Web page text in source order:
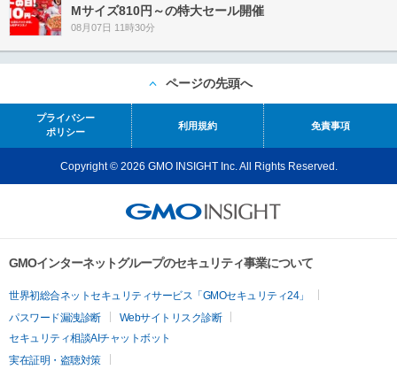
Mサイズ810円～の特大セール開催
08月07日 11時30分
ページの先頭へ
プライバシー
ポリシー
利用規約 免責事項
Copyright © 2026 GMO INSIGHT Inc. All Rights Reserved.
GMOインターネットグループのセキュリティ事業について
世界初総合ネットセキュリティサービス「GMOセキュリティ24」
パスワード漏洩診断
Webサイトリスク診断
セキュリティ相談AIチャットボット
実在証明・盗聴対策